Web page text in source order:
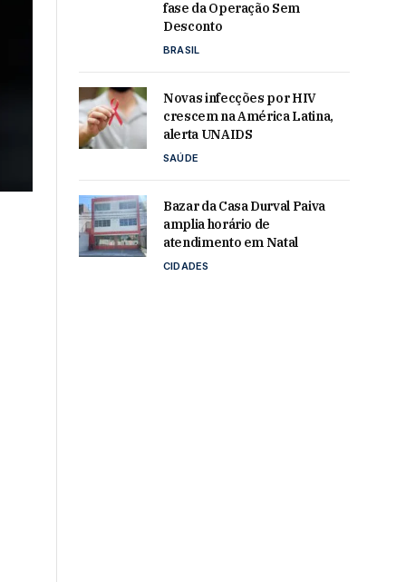
fase da Operação Sem
Desconto
BRASIL
Novas infecções por HIV
crescem na América Latina,
alerta UNAIDS
SAÚDE
Bazar da Casa Durval Paiva
amplia horário de
atendimento em Natal
CIDADES